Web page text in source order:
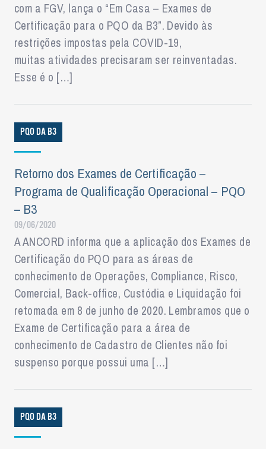
com a FGV, lança o “Em Casa – Exames de
Certificação para o PQO da B3”. Devido às
restrições impostas pela COVID-19,
muitas atividades precisaram ser reinventadas.
Esse é o […]
PQO DA B3
Retorno dos Exames de Certificação –
Programa de Qualificação Operacional – PQO
– B3
09/06/2020
A ANCORD informa que a aplicação dos Exames de
Certificação do PQO para as áreas de
conhecimento de Operações, Compliance, Risco,
Comercial, Back-office, Custódia e Liquidação foi
retomada em 8 de junho de 2020. Lembramos que o
Exame de Certificação para a área de
conhecimento de Cadastro de Clientes não foi
suspenso porque possui uma […]
PQO DA B3